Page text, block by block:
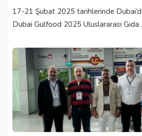
17-21 Şubat 2025 tarihlerinde
Dubai Gulfood 2025 Uluslararası Gıda